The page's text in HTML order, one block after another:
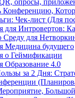
опросы,
Конференцию,
Чек-лист (Для
для Интровертов:
для
Медицина будущего
о Геймификации
Образование 4.0
за 2 Дня: